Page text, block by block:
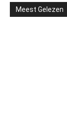
Meest Gelezen